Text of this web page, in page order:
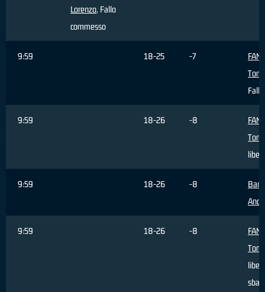
Lorenzo, Fallo
commesso
9:59 18-25 -7
9:59 18-26 -8
9:59 18-26 -8
9:59 18-26 -8